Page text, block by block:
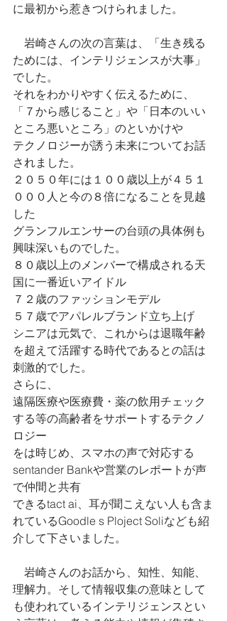
に最初から惹きつけられました。
ためには、インテリジェンスが大事」
でした。
それをわかりやすく伝えるために、
「７から感じること」や「日本のいい
ところ悪いところ」のといかけや
テクノロジーが誘う未来についてお話
されました。
２０５０年には１００歳以上が４５１
０００人と今の８倍になることを見越
した
グランフルエンサーの台頭の具体例も
興味深いものでした。
８０歳以上のメンバーで構成される天
国に一番近いアイドル
７２歳のファッションモデル
５７歳でアパレルブランド立ち上げ
シニアは元気で、これからは退職年齢
を超えて活躍する時代であるとの話は
刺激的でした。
さらに、
遠隔医療や医療費・薬の飲用チェック
する等の高齢者をサポートするテクノ
ロジー
をは時じめ、スマホの声で対応する
sentander Bankや営業のレポートが声
で仲間と共有
できるtact ai、耳が聞こえない人も含ま
れているGoodle s Ploject Soliなども紹
介して下さいました。
理解力。そして情報収集の意味として
も使われているインテリジェンスとい